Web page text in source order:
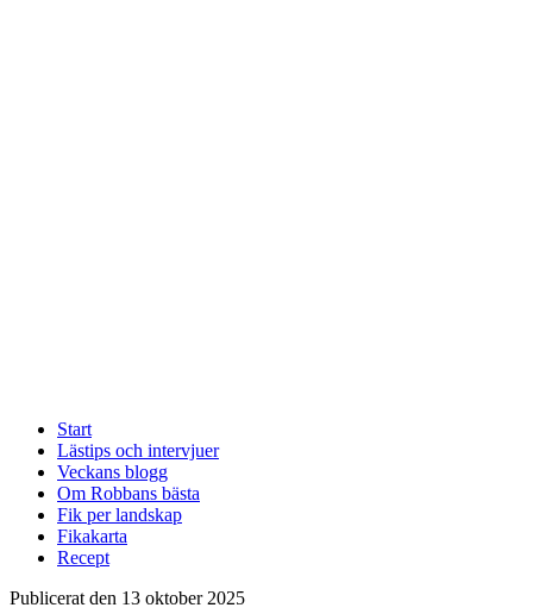
Start
Lästips och intervjuer
Veckans blogg
Om Robbans bästa
Fik per landskap
Fikakarta
Recept
Publicerat den 13 oktober 2025